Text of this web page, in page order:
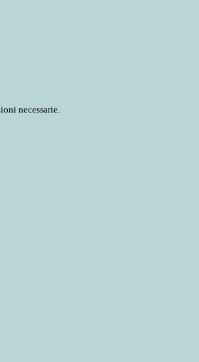
necessarie.